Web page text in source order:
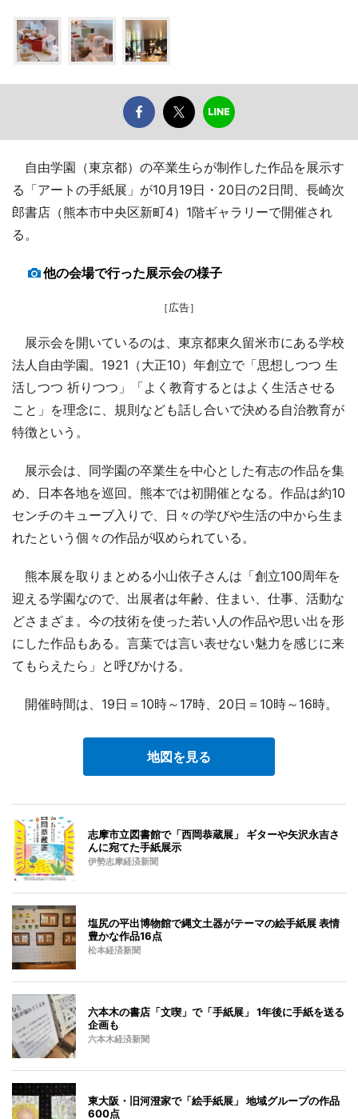
自由学園（東京都）の卒業生らが制作した作品を展示す
る「アートの手紙展」が10月19日・20日の2日間、長崎次
郎書店（熊本市中央区新町4）1階ギャラリーで開催され
る。
他の会場で行った展示会の様子
［広告］
展示会を開いているのは、東京都東久留米市にある学校
法人自由学園。1921（大正10）年創立で「思想しつつ 生
活しつつ 祈りつつ」「よく教育するとはよく生活させる
こと」を理念に、規則なども話し合いで決める自治教育が
特徴という。
展示会は、同学園の卒業生を中心とした有志の作品を集
め、日本各地を巡回。熊本では初開催となる。作品は約10
センチのキューブ入りで、日々の学びや生活の中から生ま
れたという個々の作品が収められている。
熊本展を取りまとめる小山依子さんは「創立100周年を
迎える学園なので、出展者は年齢、住まい、仕事、活動な
どさまざま。今の技術を使った若い人の作品や思い出を形
にした作品もある。言葉では言い表せない魅力を感じに来
てもらえたら」と呼びかける。
開催時間は、19日＝10時～17時、20日＝10時～16時。
地図を見る
志摩市立図書館で「西岡恭蔵展」 ギターや矢沢永吉さ
んに宛てた手紙展示
伊勢志摩経済新聞
塩尻の平出博物館で縄文土器がテーマの絵手紙展 表情
豊かな作品16点
松本経済新聞
六本木の書店「文喫」で「手紙展」 1年後に手紙を送る
企画も
六本木経済新聞
東大阪・旧河澄家で「絵手紙展」 地域グループの作品
600点